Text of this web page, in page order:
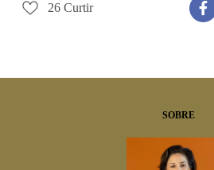
26 Curtir
SOBRE